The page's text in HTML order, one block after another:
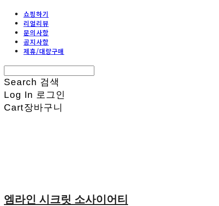
쇼핑하기
리얼리뷰
문의사항
공지사항
제휴/대량구매
Search 검색
Log In 로그인
Cart장바구니
엠라인 시크릿 소사이어티